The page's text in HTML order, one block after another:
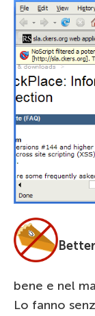
bene e nel
Lo fanno